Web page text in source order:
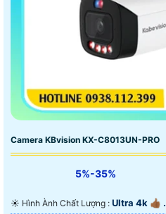
Camera KBvision KX-C8013UN-PRO
5%-35%
☀️ Hình Ành Chất Lượng : Ultra 4k 👍🏾 .